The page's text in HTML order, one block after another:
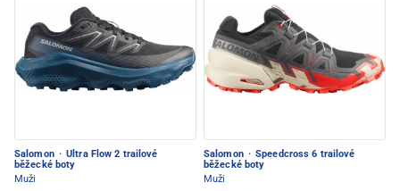
Salomon · Ultra Flow 2 trailové
běžecké boty
Muži
Salomon · Speedcross 6 trailové
běžecké boty
Muži